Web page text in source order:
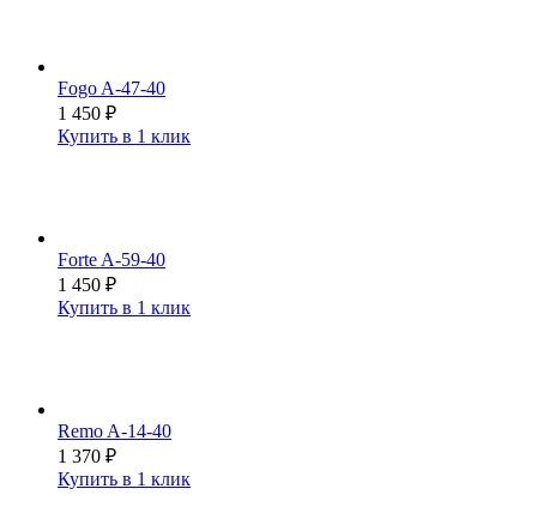
Fogo A-47-40
1 450 ₽
Купить в 1 клик
Forte A-59-40
1 450 ₽
Купить в 1 клик
Remo A-14-40
1 370 ₽
Купить в 1 клик